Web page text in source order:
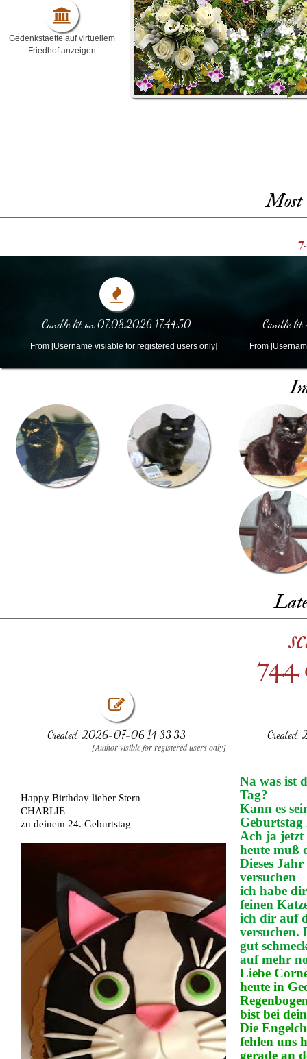
Gedenkstaette auf virtuellem
Friedhof anzeigen
Most
Candle lit on 07.08.2026 17:44:50
From [Username visiable for registered users only]
Candle lit
From
744
Created: 2026-07-06 14:33:33
[Author visible for registered users only]
Happy Birthday lieber Stern
CHARLIE
zu deinem 24. Geburtstag
Na was ist
Tag?
Kann es
Geburtstag
Ach ja jetzt
heute muß
Dieses
versuchen
ich habe
feinen
ich dir auf
versuchen.
gut
auf mehr
Liebe
heute in
bist bei
Die
fehlen uns
gerade an